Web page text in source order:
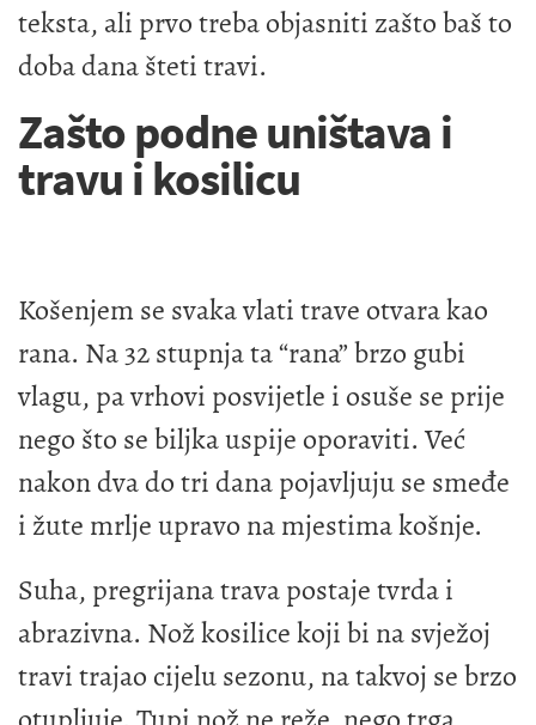
teksta, ali prvo treba objasniti zašto baš to
doba dana šteti travi.
Zašto podne uništava i
travu i kosilicu
Košenjem se svaka vlati trave otvara kao
rana. Na 32 stupnja ta “rana” brzo gubi
vlagu, pa vrhovi posvijetle i osuše se prije
nego što se biljka uspije oporaviti. Već
nakon dva do tri dana pojavljuju se smeđe
i žute mrlje upravo na mjestima košnje.
Suha, pregrijana trava postaje tvrda i
abrazivna. Nož kosilice koji bi na svježoj
travi trajao cijelu sezonu, na takvoj se brzo